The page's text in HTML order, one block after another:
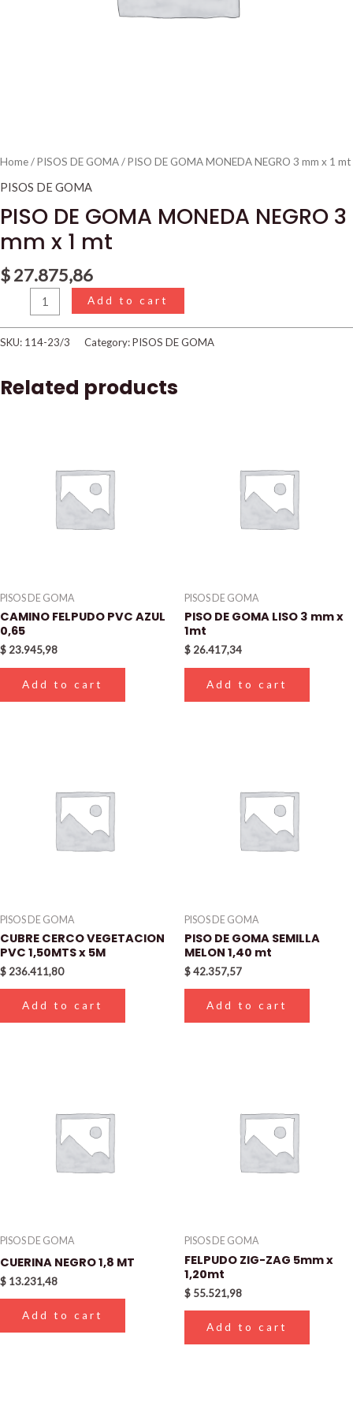
Home/PISOS DE GOMA/ PISO DE GOMA MONEDA NEGRO 3 mm x 1 mt
PISOS DE GOMA
PISO DE GOMA MONEDA NEGRO 3
mm x 1 mt
$27.875,86
Add to cart
SKU: 114-23/3 Category:PISOS DE GOMA
Related products
PISOS DE GOMA
CAMINO FELPUDO PVC AZUL
0,65
$ 23.945,98
Add to cart
PISOS DE GOMA
PISO DE GOMA LISO 3 mm x
1mt
$ 26.417,34
Add to cart
PISOS DE GOMA
CUBRE CERCO VEGETACION
PVC 1,50MTS x 5M
$ 236.411,80
Add to cart
PISOS DE GOMA
PISO DE GOMA SEMILLA
MELON 1,40 mt
$42.357,57
Add to cart
PISOS DE GOMA
CUERINA NEGRO 1,8 MT
$ 13.231,48
Add to cart
PISOS DE GOMA
FELPUDO ZIG-ZAG 5mm x
1,20mt
$ 55.521,98
Add to cart